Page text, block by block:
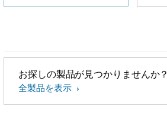
お探しの製品が見つかりませんか？
全製品を表示